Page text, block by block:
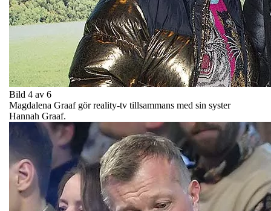
Bild 4 av 6
Magdalena Graaf gör reality-tv tillsammans med sin syster
Hannah Graaf.